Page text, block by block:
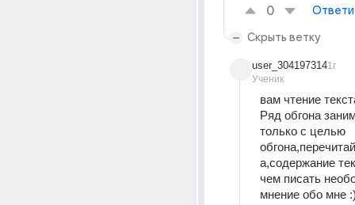
0
Скрыть ветку
user_304197314
Ученик
1г
вам чтение
Ряд обгона
только с целью
а,содержание
чем писать
мнение обо мне